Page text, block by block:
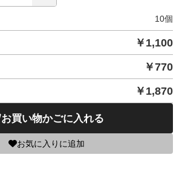
10個
￥ 1,100
￥770
￥ 1,870
お買い物かごに入れる
お気に入りに追加